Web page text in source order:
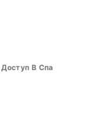
Доступ В Спа